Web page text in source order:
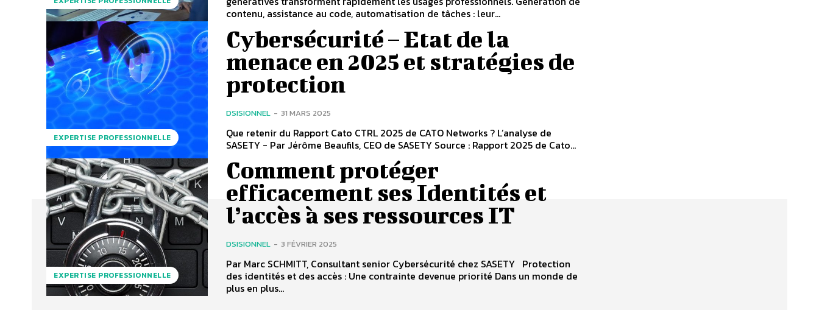
contenu, assistance au code, automatisation de tâches : leur...
EXPERTISE PROFESSIONNELLE
Cybersécurité – Etat de la
menace en 2025 et stratégies de
protection
DSISIONNEL - 31 MARS 2025
Que retenir du Rapport Cato CTRL 2025 de CATO Networks ? L’analyse de
SASETY - Par Jérôme Beaufils, CEO de SASETY Source : Rapport 2025 de Cato...
EXPERTISE PROFESSIONNELLE
Comment protéger
efficacement ses Identités et
l’accès à ses ressources IT
DSISIONNEL - 3 FÉVRIER 2025
Par Marc SCHMITT, Consultant senior Cybersécurité chez SASETY Protection
des identités et des accès : Une contrainte devenue priorité Dans un monde de
plus en plus...